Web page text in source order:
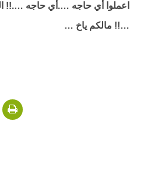
اعملوا أي حاجه ….أي حاجه ….!!
…!! مالكم ياخ …